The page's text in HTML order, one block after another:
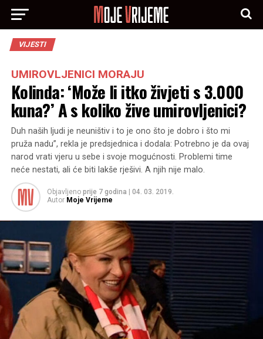
VIJESTI
UMIROVLJENICI MORAJU
Kolinda: ‘Može li itko živjeti s 3.000
kuna?’ A s koliko žive umirovljenici?
Duh naših ljudi je neuništiv i to je ono što je dobro i što mi
pruža nadu”, rekla je predsjednica i dodala: Potrebno je da ovaj
narod vrati vjeru u sebe i svoje mogućnosti. Problemi time
neće nestati, ali će biti lakše rješivi. A njih nije malo.
Objavljeno prije 7 godina
04. 03. 2019.
Autor Moje Vrijeme